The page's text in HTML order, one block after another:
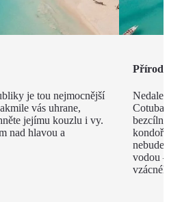
je tou nejmocnější
vás uhrane,
jejímu kouzlu i vy.
nad hlavou a
vodou